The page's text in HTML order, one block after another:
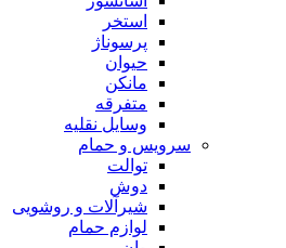
استخر
پرسوناژ
حیوان
مانکن
متفرقه
وسایل نقلیه
سرویس و حمام
توالت
دوش
شیرآلات و روشویی
لوازم حمام